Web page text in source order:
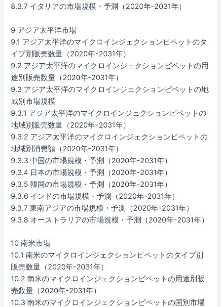
8.3.7 イタリアの市場規模・予測（2020年-2031年）
9 アジア太平洋市場
9.1 アジア太平洋のマイクロインジェクションピペットのタ
イプ別販売数量（2020年-2031年）
9.2 アジア太平洋のマイクロインジェクションピペットの用
途別販売数量（2020年-2031年）
9.3 アジア太平洋のマイクロインジェクションピペットの地
域別市場規模
9.3.1 アジア太平洋のマイクロインジェクションピペットの
地域別販売数量（2020年-2031年）
9.3.2 アジア太平洋のマイクロインジェクションピペットの
地域別消費額（2020年-2031年）
9.3.3 中国の市場規模・予測（2020年-2031年）
9.3.4 日本の市場規模・予測（2020年-2031年）
9.3.5 韓国の市場規模・予測（2020年-2031年）
9.3.6 インドの市場規模・予測（2020年-2031年）
9.3.7 東南アジアの市場規模・予測（2020年-2031年）
9.3.8 オーストラリアの市場規模・予測（2020年-2031年）
10 南米市場
10.1 南米のマイクロインジェクションピペットのタイプ別
販売数量（2020年-2031年）
10.2 南米のマイクロインジェクションピペットの用途別販
売数量（2020年-2031年）
10.3 南米のマイクロインジェクションピペットの国別市場